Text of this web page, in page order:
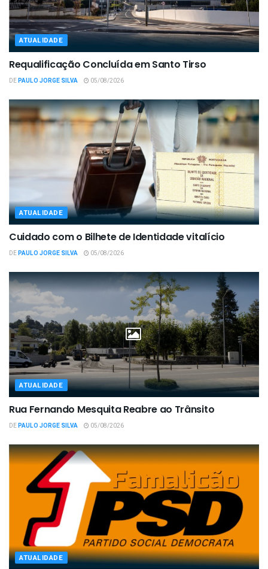
ATUALIDADE
Requalificação Concluída em Santo Tirso
DEPAULO JORGE SILVA 05/08/2026
ATUALIDADE
Cuidado com o Bilhete de Identidade vitalício
DEPAULO JORGE SILVA 05/08/2026
ATUALIDADE
Rua Fernando Mesquita Reabre ao Trânsito
DEPAULO JORGE SILVA 05/08/2026
ATUALIDADE